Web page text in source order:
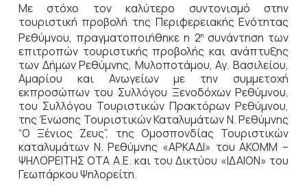
Με στόχο τον καλύτερο συντονισμό στην
τουριστική προβολή της Περιφερειακής Ενότητας
Ρεθύμνου, πραγματοποιήθηκε η 2ησυνάντηση των
επιτροπών τουριστικής προβολής και ανάπτυξης
των Δήμων Ρεθύμνης, Μυλοποτάμου, Αγ. Βασιλείου,
Αμαρίου και Ανωγείων με την συμμετοχή
εκπροσώπων του Συλλόγου Ξενοδόχων Ρεθύμνου,
του Συλλόγου Τουριστικών Πρακτόρων Ρεθύμνου,
της Ένωσης Τουριστικών Καταλυμάτων Ν. Ρεθύμνης
“Ο Ξένιος Ζευς”, της Ομοσπονδίας Τουριστικών
καταλυμάτων Ν. Ρεθύμνης «ΑΡΚΑΔΙ» του ΑΚΟΜΜ –
ΨΗΛΟΡΕΙΤΗΣ ΟΤΑ Α.Ε. και του Δικτύου «ΙΔΑΙΟΝ» του
Γεωπάρκου Ψηλορείτη.